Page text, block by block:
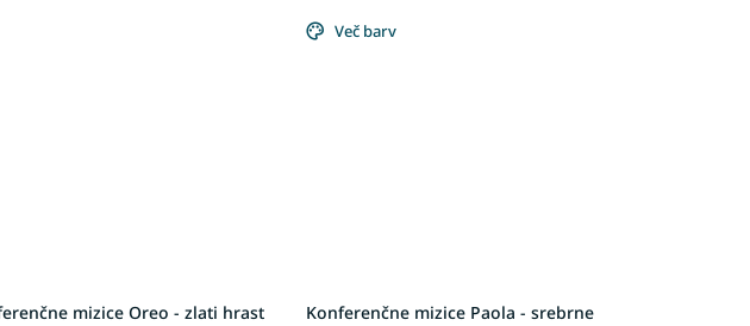
mizice Oreo - zlati hrast
Več barv
Konferenčne mizice Paola - srebrne